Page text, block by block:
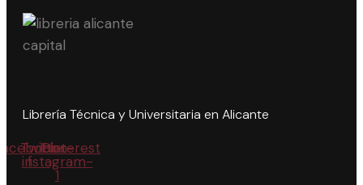
Librería Técnica y Universitaria en Alicante
f
Twitter
Icon-
instagram-
1
Pinterest